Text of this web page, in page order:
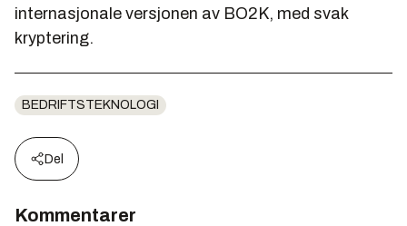
internasjonale versjonen av BO2K, med svak
kryptering.
BEDRIFTSTEKNOLOGI
Del
Kommentarer